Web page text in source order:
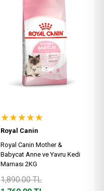
★★★★★
Royal Canin
Royal Canin Mother &
Babycat Anne ve Yavru Kedi
Maması 2KG
1,890.00TL